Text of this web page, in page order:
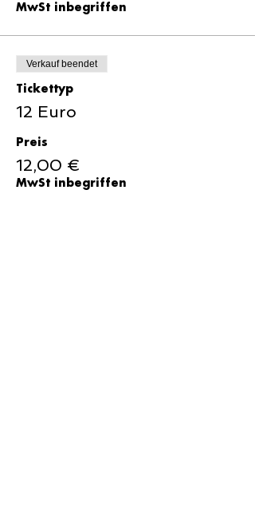
MwSt inbegriffen
Verkauf beendet
Tickettyp
12 Euro
Preis
12,00 €
MwSt inbegriffen